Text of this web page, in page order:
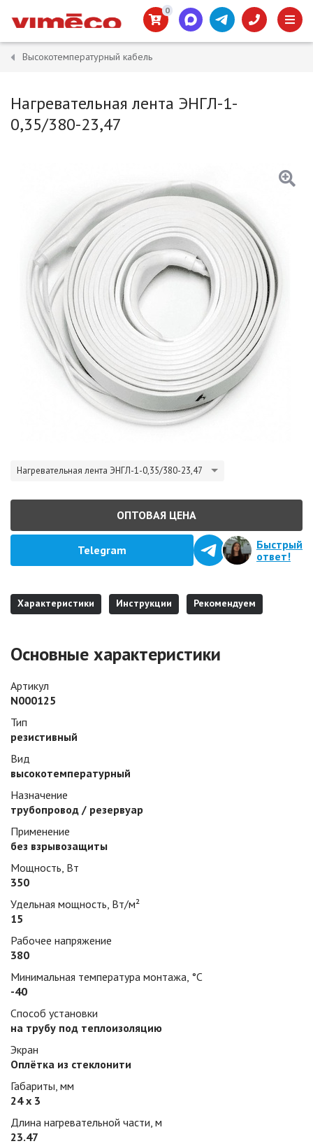
0
Высокотемпературный кабель
Нагревательная лента ЭНГЛ-1-
0,35/380-23,47
Нагревательная лента ЭНГЛ-1-0,35/380-23,47
ОПТОВАЯ ЦЕНА
Telegram
Быстрый
ответ!
Характеристики Инструкции Рекомендуем
Основные характеристики
Артикул
N000125
Тип
резистивный
Вид
высокотемпературный
Назначение
трубопровод / резервуар
Применение
без взрывозащиты
Мощность, Вт
350
Удельная мощность, Вт/м²
15
Рабочее напряжение
380
Минимальная температура монтажа, °С
-40
Способ установки
на трубу под теплоизоляцию
Экран
Оплётка из стеклонити
Габариты, мм
24 х 3
Длина нагревательной части, м
23.47